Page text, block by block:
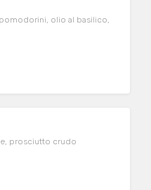
olio al basilico,
prosciutto crudo